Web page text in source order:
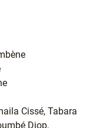
Cissé, Tabara
Diop,